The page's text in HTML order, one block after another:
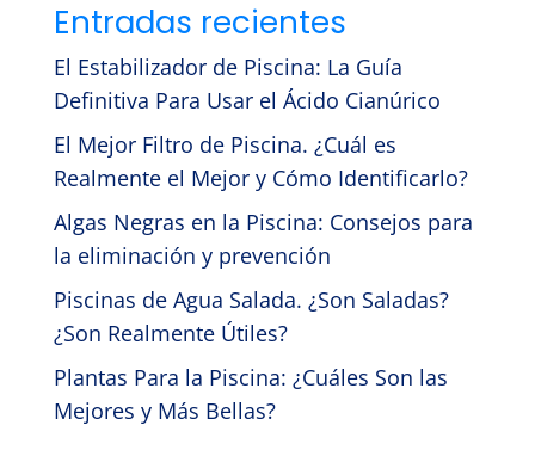
Entradas recientes
El Estabilizador de Piscina: La Guía
Definitiva Para Usar el Ácido Cianúrico
El Mejor Filtro de Piscina. ¿Cuál es
Realmente el Mejor y Cómo Identificarlo?
Algas Negras en la Piscina: Consejos para
la eliminación y prevención
Piscinas de Agua Salada. ¿Son Saladas?
¿Son Realmente Útiles?
Plantas Para la Piscina: ¿Cuáles Son las
Mejores y Más Bellas?